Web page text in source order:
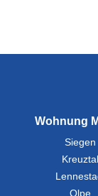
Wohnung
Siegen
Kreuztal
Olpe